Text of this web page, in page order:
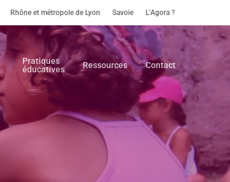
Rhône et métropole de Lyon Savoie L’Agora ?
Pratiques
éducatives
Ressources Contact